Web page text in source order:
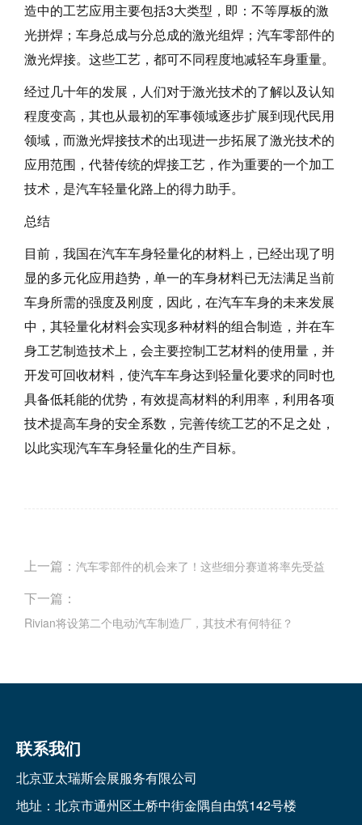
造中的工艺应用主要包括3大类型，即：不等厚板的激
光拼焊；车身总成与分总成的激光组焊；汽车零部件的
激光焊接。这些工艺，都可不同程度地减轻车身重量。
经过几十年的发展，人们对于激光技术的了解以及认知
程度变高，其也从最初的军事领域逐步扩展到现代民用
领域，而激光焊接技术的出现进一步拓展了激光技术的
应用范围，代替传统的焊接工艺，作为重要的一个加工
技术，是汽车轻量化路上的得力助手。
总结
目前，我国在汽车车身轻量化的材料上，已经出现了明
显的多元化应用趋势，单一的车身材料已无法满足当前
车身所需的强度及刚度，因此，在汽车车身的未来发展
中，其轻量化材料会实现多种材料的组合制造，并在车
身工艺制造技术上，会主要控制工艺材料的使用量，并
开发可回收材料，使汽车车身达到轻量化要求的同时也
具备低耗能的优势，有效提高材料的利用率，利用各项
技术提高车身的安全系数，完善传统工艺的不足之处，
以此实现汽车车身轻量化的生产目标。
上一篇： 汽车零部件的机会来了！这些细分赛道将率先受益
下一篇：
Rivian将设第二个电动汽车制造厂，其技术有何特征？
联系我们
北京亚太瑞斯会展服务有限公司
地址：北京市通州区土桥中街金隅自由筑142号楼